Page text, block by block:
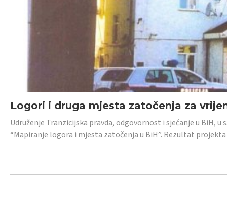
Logori i druga mjesta zatočenja za
Udruženje Tranzicijska pravda, odgovornost i sjećanje u BiH,
“Mapiranje logora i mjesta zatočenja u BiH”. Rezultat